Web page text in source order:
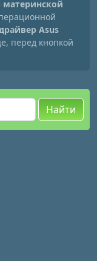
материнской
Asus
перед кнопкой
Найти